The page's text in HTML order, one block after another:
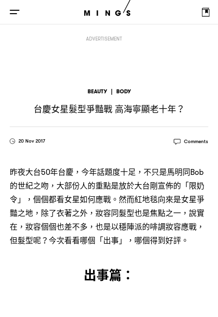
ADVERTISEMENT
BEAUTY | BODY
台慶女星髮型爭豔戰 高海寧顯老十年？
20 Nov 2017 Comments
昨夜大台50年台慶，今年話題度十足，不只是馬明同Bob
的世紀之吻，大部份人的重點是放於大台剛宣佈的「限奶
令」，個個都看女星如何應戰。然而紅地毯向來是女星爭
豔之地，除了衣著之外，妝容同髮型也是焦點之一，說實
在，妝容個個也差不多，也是以穩陣派的啡調妝容應戰，
但髮型呢？今次看看哪個「出事」，哪個得到好評。
出事篇：
高海寧顯老十年？